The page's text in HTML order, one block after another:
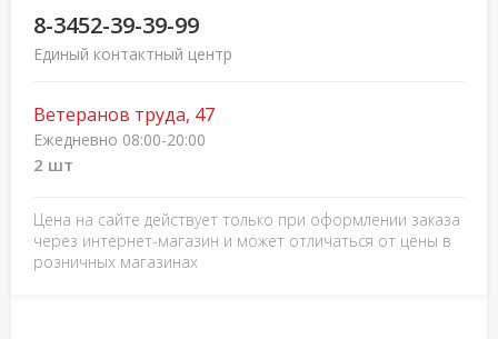
8-3452-39-39-99
Единый контактный центр
Ветеранов труда, 47
Ежедневно 08:00-20:00
2 шт
Цена на сайте действует только при оформлении заказа
через интернет-магазин и может отличаться от цены в
розничных магазинах